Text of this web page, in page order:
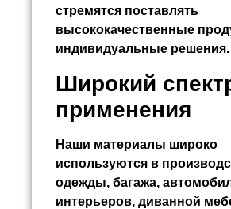
стремятся поставлять
высококачественные
индивидуальные решения.
Широкий
применения
Наши материалы широко
используются в
одежды, багажа,
интерьеров, диванной